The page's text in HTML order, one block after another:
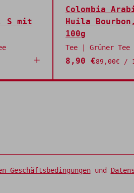
S mit
Colombia
Huila
100g
Tee | Grüner Tee
8,90 €89,00€ /
Geschäftsbedingungenund